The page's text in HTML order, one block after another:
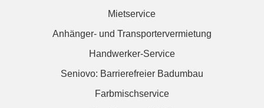
Mietservice
Anhänger- und Transportervermietung
Handwerker-Service
Seniovo: Barrierefreier Badumbau
Farbmischservice